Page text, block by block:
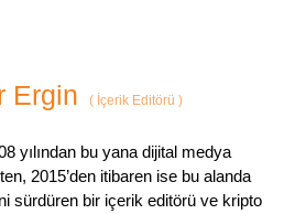
Ergin (İçerik Editörü )
yılından bu yana dijital medya
2015’den itibaren ise bu alanda
sürdüren bir içerik editörü ve kripto